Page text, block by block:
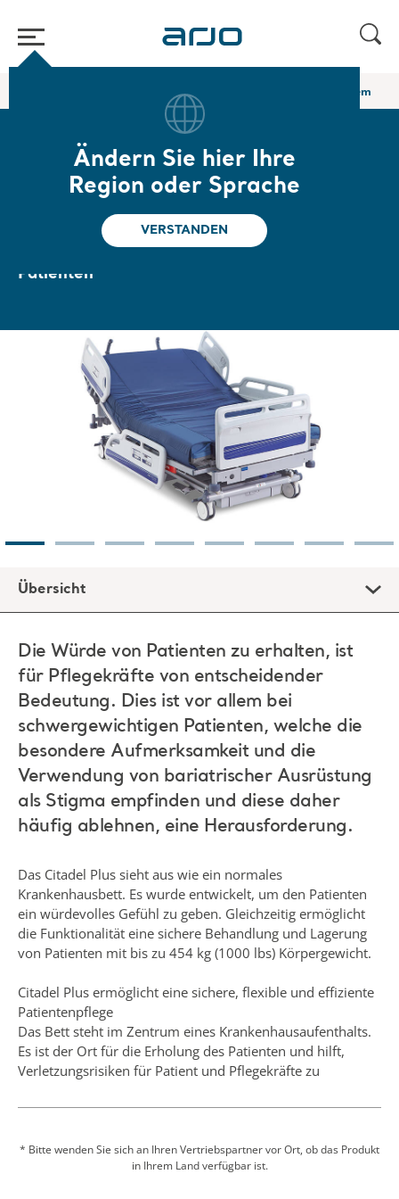
Ändern Sie hier Ihre
Region oder Sprache
VERSTANDEN
Bariatrische Betten / Citadel Plus Bariatric Care System
Citadel Plus Bariatric
Care System
Würde erhalten bei schwergewichtigen
Patienten
Übersicht
Die Würde von Patienten zu erhalten, ist
für Pflegekräfte von entscheidender
Bedeutung. Dies ist vor allem bei
schwergewichtigen Patienten, welche die
besondere Aufmerksamkeit und die
Verwendung von bariatrischer Ausrüstung
als Stigma empfinden und diese daher
häufig ablehnen, eine Herausforderung.
Das Citadel Plus sieht aus wie ein normales
Krankenhausbett. Es wurde entwickelt, um den Patienten
ein würdevolles Gefühl zu geben. Gleichzeitig ermöglicht
die Funktionalität eine sichere Behandlung und Lagerung
von Patienten mit bis zu 454 kg (1000 lbs) Körpergewicht.
Citadel Plus ermöglicht eine sichere, flexible und effiziente
Patientenpflege
Das Bett steht im Zentrum eines Krankenhausaufenthalts.
Es ist der Ort für die Erholung des Patienten und hilft,
Verletzungsrisiken für Patient und Pflegekräfte zu
wurde entwickelt, um einen höchstmöglichen Standard an
Sicherheit für Patient und Pflegekräfte
* Bitte wenden Sie sich an Ihren Vertriebspartner vor Ort, ob das Produkt
in Ihrem Land verfügbar ist.